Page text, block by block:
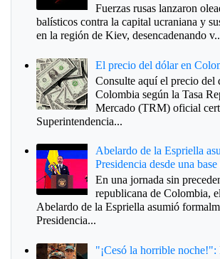
Fuerzas rusas lanzaron
balísticos contra la capital ucraniana y
en la región de Kiev, desencadenando
El precio del dólar en
Consulte aquí el precio del
Colombia según la Tasa
Mercado (TRM) oficial
Superintendencia...
Abelardo de la Espriella
Presidencia desde una
En una jornada sin
republicana de Colombia,
Abelardo de la Espriella asumió
Presidencia...
"¡Cesó la horrible noche!":